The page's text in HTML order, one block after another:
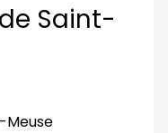
Saint-